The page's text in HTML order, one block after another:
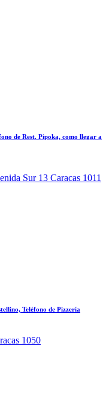
de Rest. Pipoka, como llegar a
Sur 13 Caracas 1011
Teléfono de Pizzería
1050